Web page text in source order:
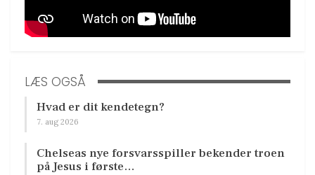
LÆS OGSÅ
Hvad er dit kendetegn?
7. aug 2026
Chelseas nye forsvarsspiller bekender troen
på Jesus i første…